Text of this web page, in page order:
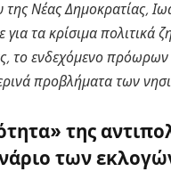
Νέας Δημοκρατίας,
τα κρίσιμα πολιτικά
το ενδεχόμενο
προβλήματα των
της
των